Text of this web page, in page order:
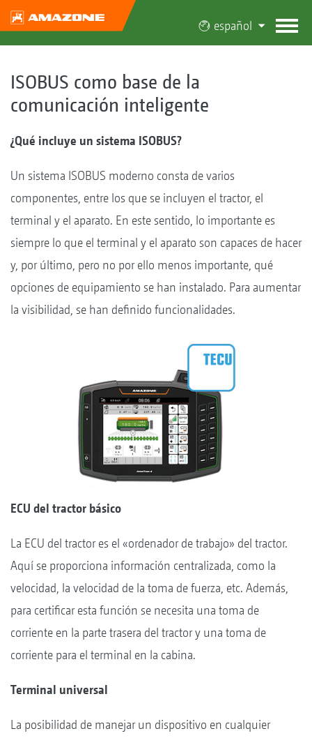
español
ISOBUS como base de la
comunicación inteligente
¿Qué incluye un sistema ISOBUS?
Un sistema ISOBUS moderno consta de varios
componentes, entre los que se incluyen el tractor, el
terminal y el aparato. En este sentido, lo importante es
siempre lo que el terminal y el aparato son capaces de hacer
y, por último, pero no por ello menos importante, qué
opciones de equipamiento se han instalado. Para aumentar
la visibilidad, se han definido funcionalidades.
ECU del tractor básico
La ECU del tractor es el «ordenador de trabajo» del tractor.
Aquí se proporciona información centralizada, como la
velocidad, la velocidad de la toma de fuerza, etc. Además,
para certificar esta función se necesita una toma de
corriente en la parte trasera del tractor y una toma de
corriente para el terminal en la cabina.
Terminal universal
La posibilidad de manejar un dispositivo en cualquier